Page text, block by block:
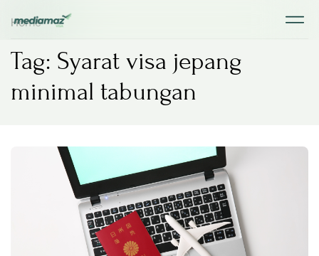
Home
Tag: Syarat visa jepang
minimal tabungan